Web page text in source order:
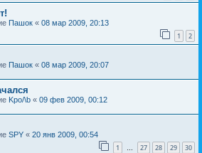
Пашок « 08 мар 2009, 20:13
1 2
Пашок « 08 мар 2009, 20:07
Kpo/\b « 09 фев 2009, 00:12
SPY « 20 янв 2009, 00:54
1 … 27 28 29 30